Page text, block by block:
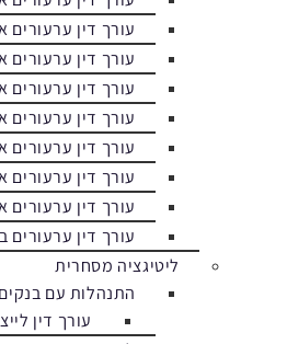
עורך דין ערעורים
עורך דין ערעורים
עורך דין
עורך דין ערעורים
עורך דין ערעורים
עורך דין ערעורים
עורך דין ערעורים
עורך דין
ליטיגציה מסחרית
התנהלות עם בנקים
עורך דין